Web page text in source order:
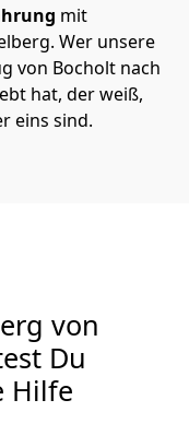
mit
Wer unsere
von Bocholt nach
hat, der weiß,
eins sind.
von
Du
Hilfe